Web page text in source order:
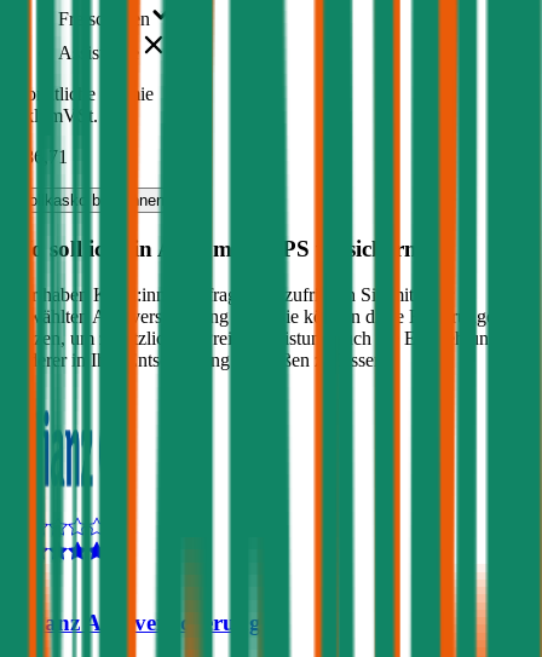
Freischaden
Assistance
Monatliche Prämie
inkl. mVSt.
€ 86,71
Vollkasko berechnen
Wo soll ich ein Auto mit PS versichern?
Wir haben Kund:innen befragt, wie zufrieden Sie mit ihrer
gewählten Autoversicherung sind. Sie können diese Erfahrungen
nutzen, um zusätzlich zu Preis & Leistung auch die Empfehlungen
anderer in Ihre Entscheidung einfließen zu lassen:
Allianz Autoversicherung